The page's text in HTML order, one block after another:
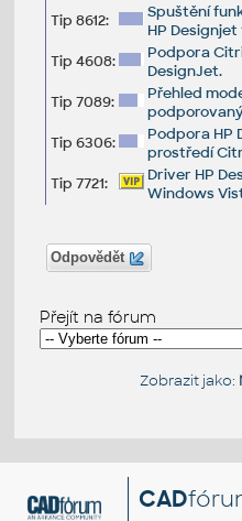
Tip 8612:
Spuštění
HP Designjet
Tip 4608:
Podpora
DesignJet.
Tip 7089:
Přehled
Tip 6306:
Podpora HP
prostředí
Tip 7721:
Driver HP
Windows
Odpovědět
Přejít na fórum
Zobrazit jako:
CAD